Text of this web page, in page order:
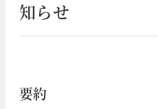
知らせ
要約